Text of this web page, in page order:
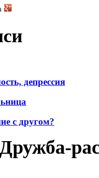
депрессия
с другом?